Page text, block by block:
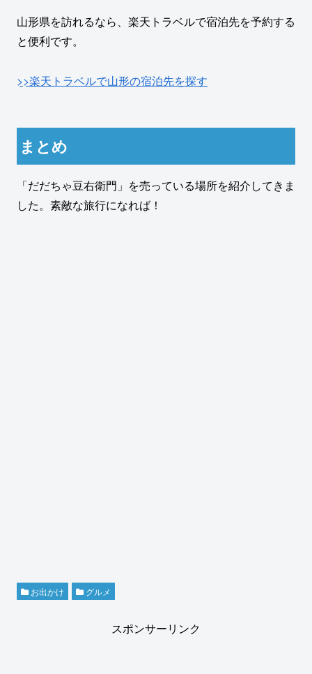
山形県を訪れるなら、楽天トラベルで宿泊先を予約する
と便利です。
>>楽天トラベルで山形の宿泊先を探す
まとめ
「だだちゃ豆右衛門」を売っている場所を紹介してきま
した。素敵な旅行になれば！
お出かけ グルメ
スポンサーリンク